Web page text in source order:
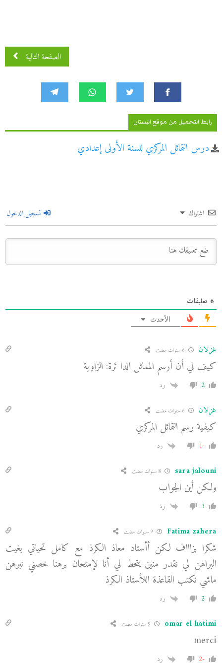
الصفحة التالية
رابط التحميل من موقع البستان
درس التماثل المركزي للسنة الأولى إعدادي
اشتراك تسجيل الدخول
6 تعليقات
الأحدث
غزلان
كيف لي أن أرسم المماثل الدا ئرة: الزاوية
2 رد
غزلان
كيفية رسم التماثل المركزي
-1 رد
sara jalouni
ولكن أين الجواب
3 رد
Fatima zahera
شكرا بزاااف لكن أأستاد معاذ الكرذ مع كامل تحياتي بغيت
البراهن لي نقدر منين يتحط لي أنا لإمتحان برهنا خصني نبرهن
ماشي نكتب القاعذة اللأستاذ الكرذ
2 رد
omar el hatimi
merci
-2 رد